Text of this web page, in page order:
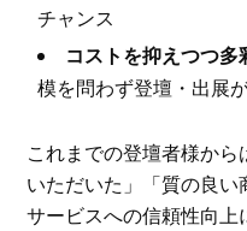
チャンス
コストを抑えつつ
模を問わず登壇・出展
これまでの登壇者様か
いただいた」「質の良
サービスへの信頼性向